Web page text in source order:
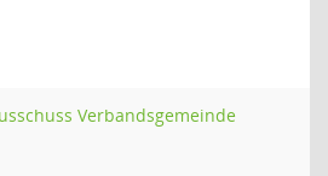
Verbandsgemeinde